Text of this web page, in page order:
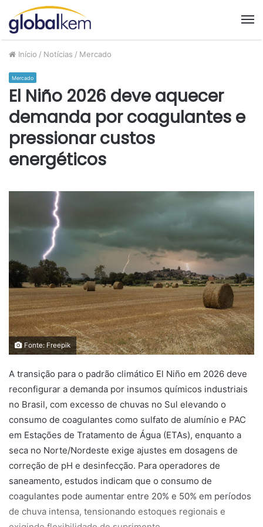
Início / Notícias / Mercado
Mercado
El Niño 2026 deve aquecer
demanda por coagulantes e
pressionar custos
energéticos
Fonte: Freepik
A transição para o padrão climático El Niño em 2026 deve
reconfigurar a demanda por insumos químicos industriais
no Brasil, com excesso de chuvas no Sul elevando o
consumo de coagulantes como sulfato de alumínio e PAC
em Estações de Tratamento de Água (ETAs), enquanto a
seca no Norte/Nordeste exige ajustes em dosagens de
correção de pH e desinfecção. Para operadores de
saneamento, estudos indicam que o consumo de
coagulantes pode aumentar entre 20% e 50% em períodos
de chuva intensa, tensionando estoques regionais e